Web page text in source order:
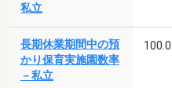
私立
長期休業期間中の預
かり保育実施園数率
－私立